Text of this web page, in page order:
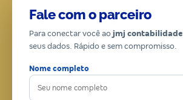
Fale com o parceiro
Para conectar você ao jmj contabilidade
seus dados. Rápido e sem compromisso.
Nome completo